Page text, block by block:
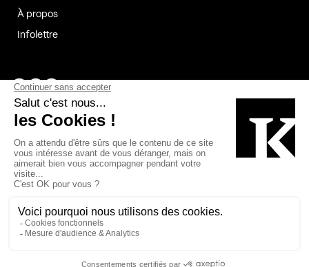
À propos
Infolettre
Page Facebook de Kollectif
Page Instagram de Kollectif
Page Linkedin de Kollectif
Bâtiment-Durable-Québec-1
Esquisses-1
MP-1 v2com-1